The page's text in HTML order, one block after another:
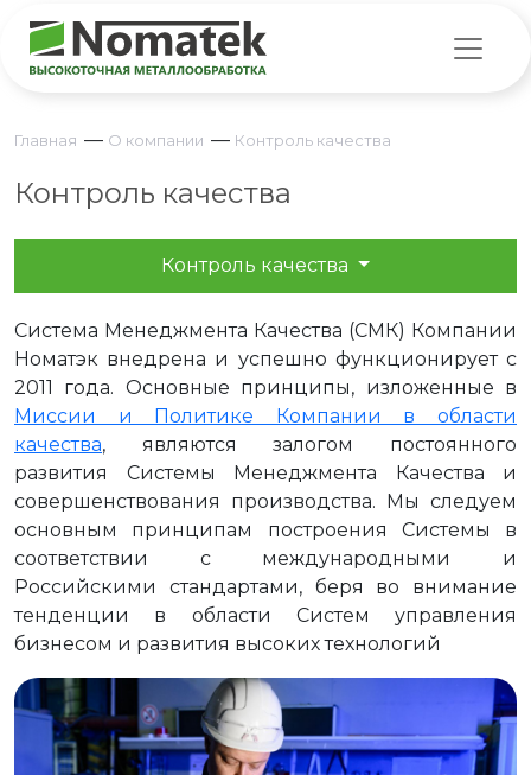
Главная — О компании — Контроль качества
Контроль качества
Контроль качества
Система Менеджмента Качества (СМК) Компании
Номатэк внедрена и успешно функционирует с
2011 года. Основные принципы, изложенные в
Миссии и Политике Компании в области
качества, являются залогом постоянного
развития Системы Менеджмента Качества и
совершенствования производства. Мы следуем
основным принципам построения Системы в
соответствии с международными и
Российскими стандартами, беря во внимание
тенденции в области Систем управления
бизнесом и развития высоких технологий